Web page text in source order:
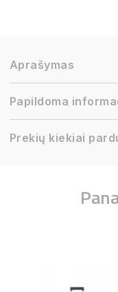
Aprašymas
Papildoma
Prekių kiekiai